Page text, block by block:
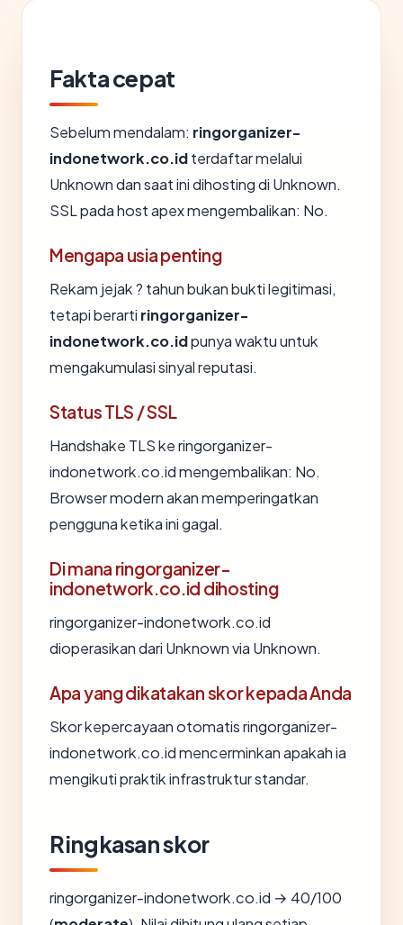
Fakta cepat
Sebelum mendalam: ringorganizer-
indonetwork.co.idterdaftar melalui
Unknown dan saat ini dihosting di Unknown.
SSL pada host apex mengembalikan: No.
Mengapa usia penting
Rekam jejak ? tahun bukan bukti legitimasi,
tetapi berarti ringorganizer-
indonetwork.co.idpunya waktu untuk
mengakumulasi sinyal reputasi.
Status TLS / SSL
Handshake TLS ke ringorganizer-
indonetwork.co.id mengembalikan: No.
Browser modern akan memperingatkan
pengguna ketika ini gagal.
Di mana ringorganizer-
indonetwork.co.id dihosting
ringorganizer-indonetwork.co.id
dioperasikan dari Unknown via Unknown.
Apa yang dikatakan skor kepada Anda
Skor kepercayaan otomatis ringorganizer-
indonetwork.co.id mencerminkan apakah ia
mengikuti praktik infrastruktur standar.
Ringkasan skor
ringorganizer-indonetwork.co.id → 40/100